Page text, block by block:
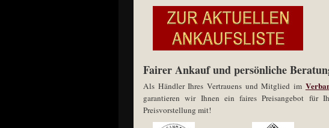
Fairer Ankauf und persönliche
Als Händler Ihres Vertrauens und Mitglied im
garantieren wir Ihnen ein faires Preisangebot
Preisvorstellung mit!